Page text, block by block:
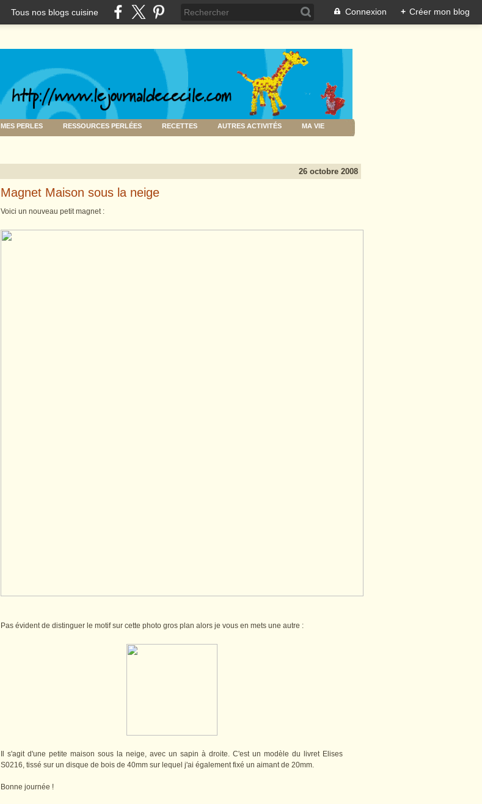
Tous nos blogs cuisine Connexion + Créer mon blog
MES PERLES RESSOURCES PERLÉES RECETTES AUTRES ACTIVITÉS MA VIE
26 octobre 2008
Magnet Maison sous la neige
Voici un nouveau petit magnet :
Pas évident de distinguer le motif sur cette photo gros plan alors je vous en mets une autre :
Il s'agit d'une petite maison sous la neige, avec un sapin à droite. C'est un modèle du livret Elises
S0216, tissé sur un disque de bois de 40mm sur lequel j'ai également fixé un aimant de 20mm.
Bonne journée !